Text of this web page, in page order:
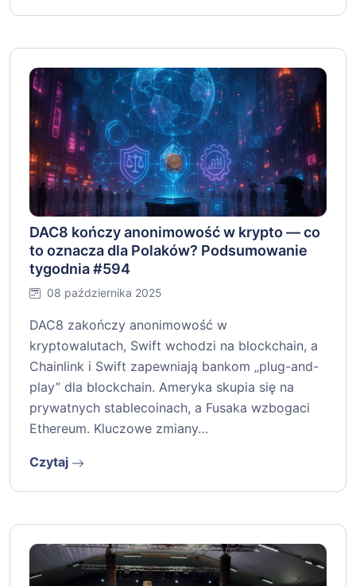
DAC8 kończy anonimowość w krypto — co
to oznacza dla Polaków? Podsumowanie
tygodnia #594
08 października 2025
DAC8 zakończy anonimowość w
kryptowalutach, Swift wchodzi na blockchain, a
Chainlink i Swift zapewniają bankom „plug-and-
play” dla blockchain. Ameryka skupia się na
prywatnych stablecoinach, a Fusaka wzbogaci
Ethereum. Kluczowe zmiany…
Czytaj